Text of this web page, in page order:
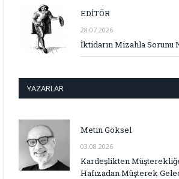
EDİTÖR
28.07.2026
İktidarın Mizahla Sorunu
YAZARLAR
Metin Göksel
03.08.2026
Kardeşlikten
Hafızadan Müşterek